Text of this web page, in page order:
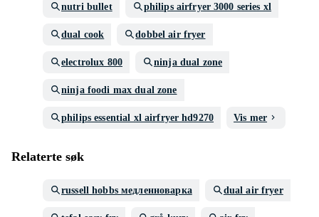
nutri bullet philips airfryer 3000 series xl
dual cook dobbel air fryer
electrolux 800 ninja dual zone
ninja foodi max dual zone
philips essential xl airfryer hd9270 Vis mer
Relaterte søk
russell hobbs медленноварка dual air fryer